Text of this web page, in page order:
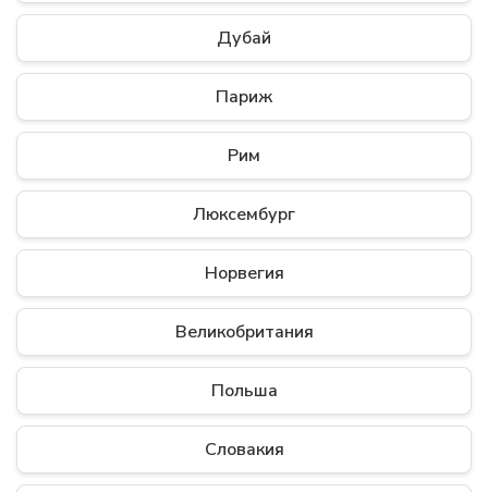
Дубай
Париж
Рим
Люксембург
Норвегия
Великобритания
Польша
Словакия